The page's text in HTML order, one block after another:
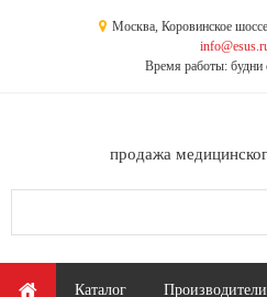
Москва, Коровинское
Время работы: будни
продажа
Главное меню
Каталог Производители